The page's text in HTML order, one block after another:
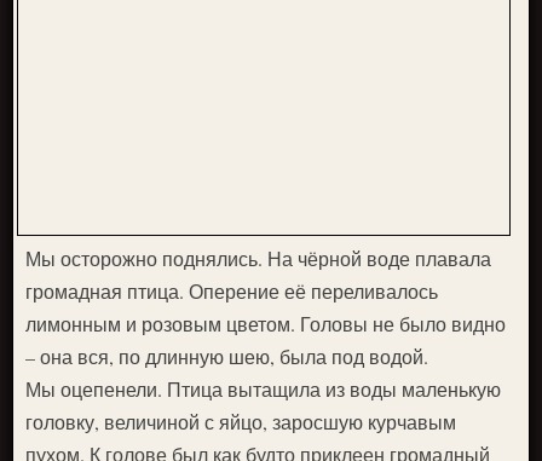
Мы осторожно поднялись. На чёрной воде плавала
громадная птица. Оперение её переливалось
лимонным и розовым цветом. Головы не было видно
– она вся, по длинную шею, была под водой.
Мы оцепенели. Птица вытащила из воды маленькую
головку, величиной с яйцо, заросшую курчавым
пухом. К голове был как будто приклеен громадный